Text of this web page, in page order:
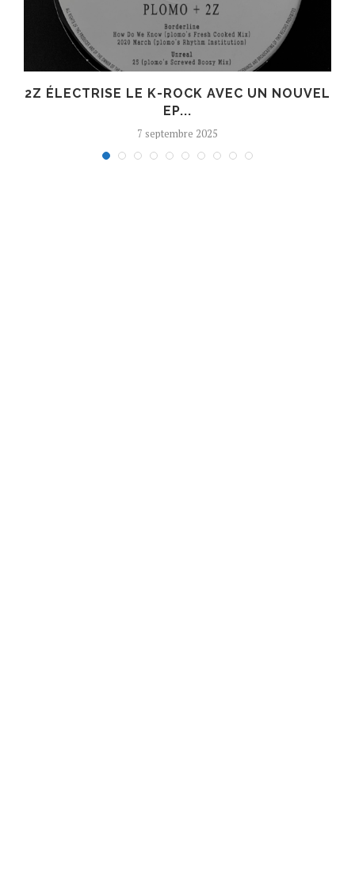
2Z ÉLECTRISE LE K-ROCK AVEC UN NOUVEL
EP...
7 septembre 2025